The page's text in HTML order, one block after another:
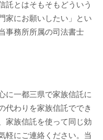
託とはそもそもどういう
家にお願いしたい」とい
事務所所属の司法書士
に一都三県で家族信託に
代わりを家族信託ででき
家族信託を使って同じ効
軽にご連絡ください。当